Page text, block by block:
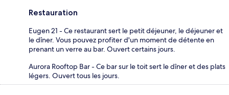
Restauration
Eugen 21 - Ce restaurant sert le petit déjeuner, le déjeuner et
le dîner. Vous pouvez profiter d'un moment de détente en
prenant un verre au bar. Ouvert certains jours.
Aurora Rooftop Bar - Ce bar sur le toit sert le dîner et des plats
légers. Ouvert tous les jours.